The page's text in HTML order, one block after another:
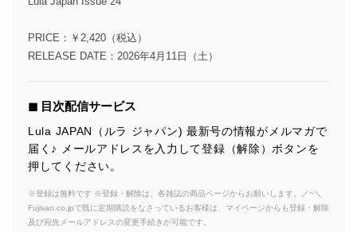
PRICE：￥2,420（税込）
RELEASE DATE：2026年4月11日（土）
◼︎ 目次配信サービス
Lula JAPAN（ルラ ジャパン) 最新号の情報がメルマガで
届く♪ メールアドレスを入力して登録（解除）ボタンを
押してください。
※登録は無料です ※登録・解除は、各雑誌の商品ページからお願いします。／~＼
Fujisan.co.jpで既に定期購読をなさっているお客様は、マイページからも登録・解除
及び宛先メールアドレスの変更手続きが可能です。